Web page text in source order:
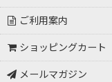
ご利用案内
ショッピングカート
メールマガジン